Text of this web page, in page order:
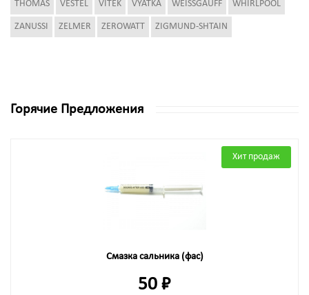
THOMAS VESTEL VITEK VYATKA WEISSGAUFF WHIRLPOOL
ZANUSSI ZELMER ZEROWATT ZIGMUND-SHTAIN
Горячие Предложения
Хит продаж
Смазка сальника (фас)
50 ₽